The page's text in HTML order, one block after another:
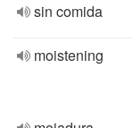
sin comida
moistening